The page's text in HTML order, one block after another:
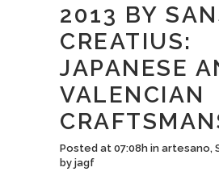
2013 BY
CREATIUS:
JAPANESE
VALENCIAN
Posted at 07:08h in artesano,
by jagf